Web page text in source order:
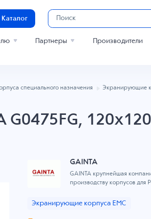
Каталог
Партнеры Производители
специального назначения Экранирующие
G0475FG,
GAINTA
GAINTA крупнейшая
производству корпусов для
Экранирующие корпуса EMC